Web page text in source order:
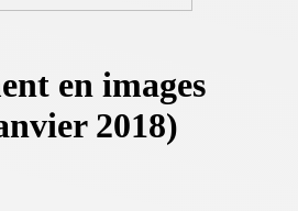
en images
2018)